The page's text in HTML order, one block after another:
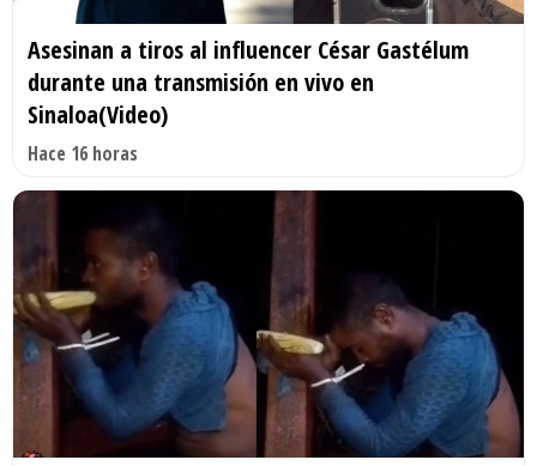
Asesinan a tiros al influencer César Gastélum
durante una transmisión en vivo en
Sinaloa(Video)
Hace 16 horas